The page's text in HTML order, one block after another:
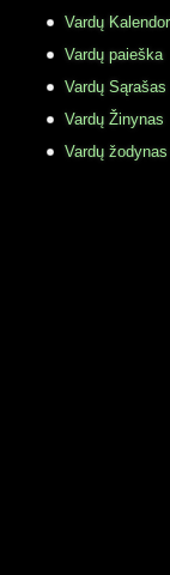
Vardų
Vardų paieška
Vardų Sąrašas
Vardų Žinynas
Vardų